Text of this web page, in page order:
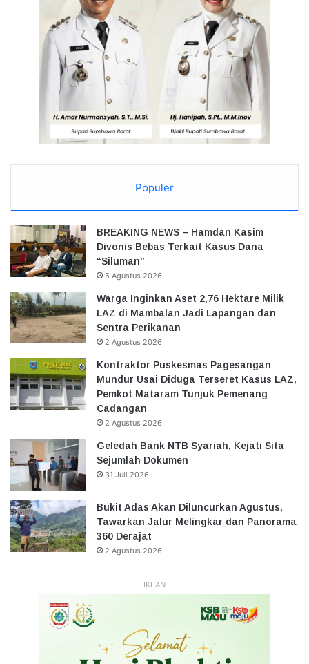
Populer
BREAKING NEWS – Hamdan Kasim
Divonis Bebas Terkait Kasus Dana
“Siluman”
5 Agustus 2026
Warga Inginkan Aset 2,76 Hektare Milik
LAZ di Mambalan Jadi Lapangan dan
Sentra Perikanan
2 Agustus 2026
Kontraktor Puskesmas Pagesangan
Mundur Usai Diduga Terseret Kasus LAZ,
Pemkot Mataram Tunjuk Pemenang
Cadangan
2 Agustus 2026
Geledah Bank NTB Syariah, Kejati Sita
Sejumlah Dokumen
31 Juli 2026
Bukit Adas Akan Diluncurkan Agustus,
Tawarkan Jalur Melingkar dan Panorama
360 Derajat
2 Agustus 2026
IKLAN